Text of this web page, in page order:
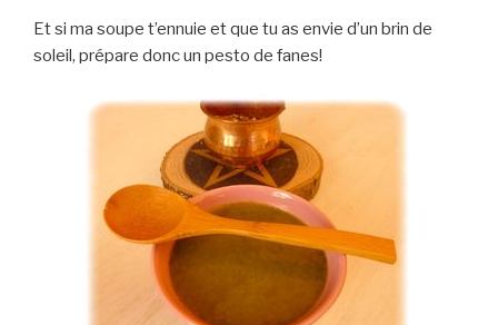
Et si ma soupe t’ennuie et que tu as envie d’un brin de
soleil, prépare donc un pesto de fanes!